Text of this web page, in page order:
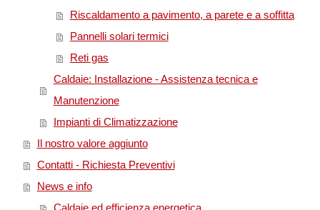
Riscaldamento a pavimento, a parete e a soffitta
Pannelli solari termici
Reti gas
Caldaie: Installazione - Assistenza tecnica e
Manutenzione
Impianti di Climatizzazione
Il nostro valore aggiunto
Contatti - Richiesta Preventivi
News e info
Caldaie ed efficienza energetica